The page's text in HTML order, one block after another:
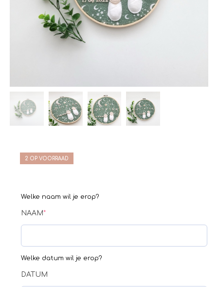
2 OP VOORRAAD
Welke naam wil je erop?
NAAM*
Welke datum wil je erop?
DATUM